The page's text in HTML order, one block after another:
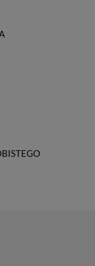
do tego,
zażądać,
abyśmy
osobowych
zdaniem
prawo do
skargi do
Danych
oraz
danych